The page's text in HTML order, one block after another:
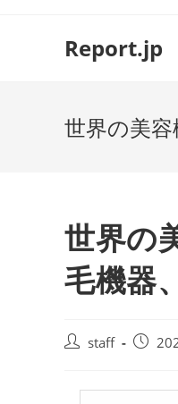
Report.jp
世界の美
世界の
毛機器
投
staff
投